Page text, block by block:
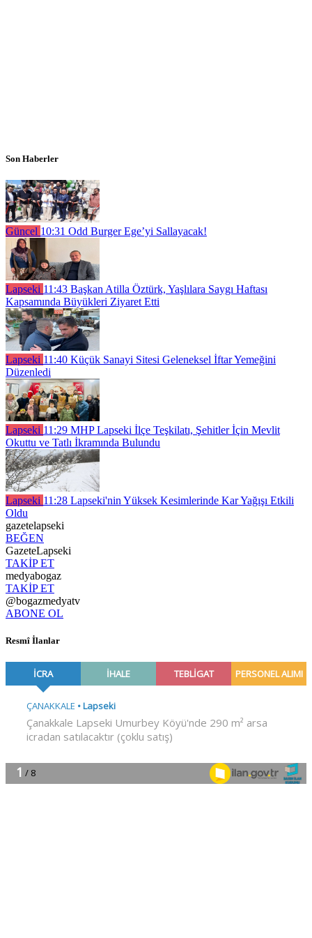
Son Haberler
Güncel 10:31 Odd Burger Ege’yi Sallayacak!
Lapseki 11:43 Başkan Atilla Öztürk, Yaşlılara Saygı Haftası
Kapsamında Büyükleri Ziyaret Etti
Lapseki 11:40 Küçük Sanayi Sitesi Geleneksel İftar Yemeğini
Düzenledi
Lapseki 11:29 MHP Lapseki İlçe Teşkilatı, Şehitler İçin Mevlit
Okuttu ve Tatlı İkramında Bulundu
Lapseki 11:28 Lapseki'nin Yüksek Kesimlerinde Kar Yağışı Etkili
Oldu
gazetelapseki
BEĞEN
GazeteLapseki
TAKİP ET
medyabogaz
TAKİP ET
@bogazmedyatv
ABONE OL
Resmî İlanlar